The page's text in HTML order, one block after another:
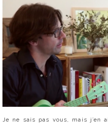
Je ne sais pas vous, mais j’en